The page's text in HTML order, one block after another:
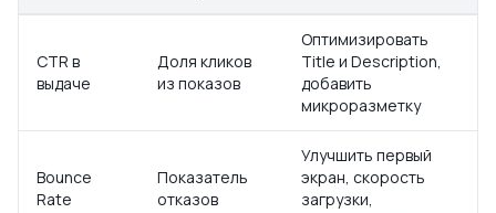
CTR в
выдаче
Доля кликов
из показов
Оптимизировать
Title и Description,
добавить
микроразметку
Bounce
Rate
Показатель
отказов
Улучшить первый
экран, скорость
загрузки,